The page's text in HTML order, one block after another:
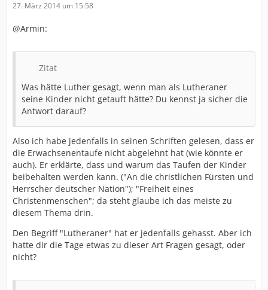
27. März 2014 um 15:58
@Armin:
Zitat
Was hätte Luther gesagt, wenn man als Lutheraner
seine Kinder nicht getauft hätte? Du kennst ja sicher die
Antwort darauf?
Also ich habe jedenfalls in seinen Schriften gelesen, dass er
die Erwachsenentaufe nicht abgelehnt hat (wie könnte er
auch). Er erklärte, dass und warum das Taufen der Kinder
beibehalten werden kann. ("An die christlichen Fürsten und
Herrscher deutscher Nation"); "Freiheit eines
Christenmenschen"; da steht glaube ich das meiste zu
diesem Thema drin.
Den Begriff "Lutheraner" hat er jedenfalls gehasst. Aber ich
hatte dir die Tage etwas zu dieser Art Fragen gesagt, oder
nicht?